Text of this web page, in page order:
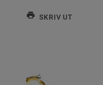
SKRIV UT